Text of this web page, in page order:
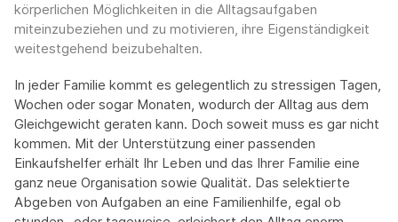
körperlichen Möglichkeiten in die Alltagsaufgaben
miteinzubeziehen und zu motivieren, ihre Eigenständigkeit
weitestgehend beizubehalten.
In jeder Familie kommt es gelegentlich zu stressigen Tagen,
Wochen oder sogar Monaten, wodurch der Alltag aus dem
Gleichgewicht geraten kann. Doch soweit muss es gar nicht
kommen. Mit der Unterstützung einer passenden
Einkaufshelfer erhält Ihr Leben und das Ihrer Familie eine
ganz neue Organisation sowie Qualität. Das selektierte
Abgeben von Aufgaben an eine Familienhilfe, egal ob